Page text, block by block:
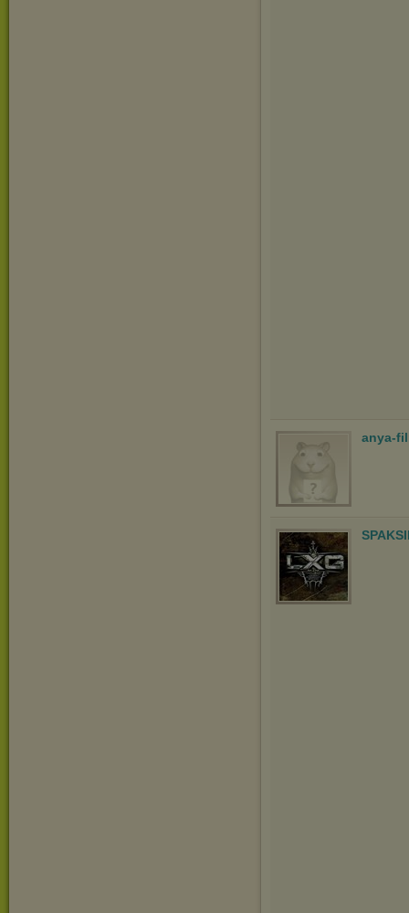
anya-